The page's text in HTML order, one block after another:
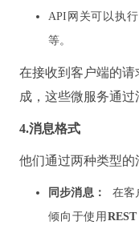
API网关可以执
等。
在接收到客户端的请
成，这些微服务通过
4.消息格式
他们通过两种类型的
同步消息：
在客
倾向于使用